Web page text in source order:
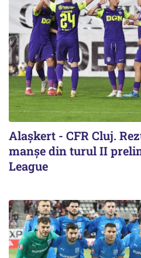
Alaşkert - CFR Cluj.
manșe din turul II
League